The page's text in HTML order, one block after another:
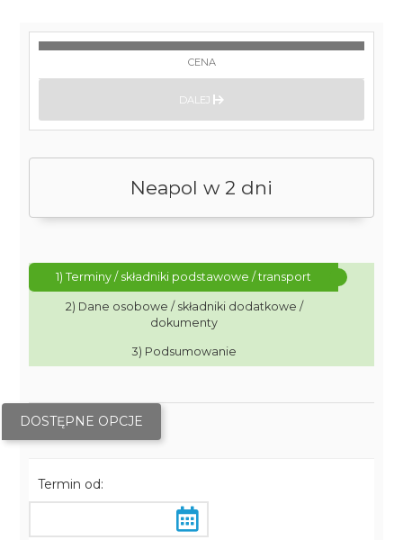
Neapol w 2 dni
1) Terminy / składniki podstawowe / transport
2) Dane osobowe / składniki dodatkowe /
dokumenty
3) Podsumowanie
DOSTĘPNE OPCJE
Termin od:
CENA
DALEJ